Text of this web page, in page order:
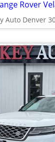
Rover
Auto Denver